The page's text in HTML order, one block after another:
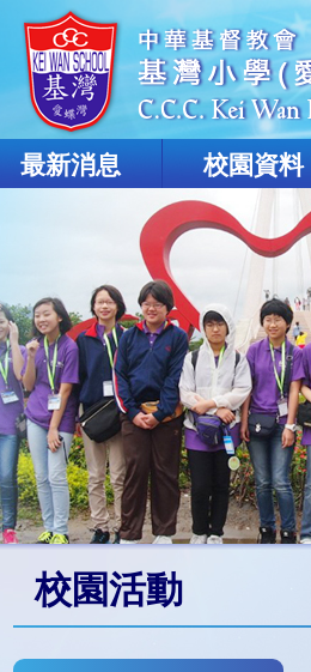
最新消息 校園資料
校園活動